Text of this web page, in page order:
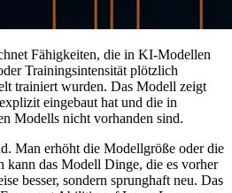
Fähigkeiten, die in KI-Modellen
Trainingsintensität plötzlich
trainiert wurden. Das Modell zeigt
eingebaut hat und die in
Modells nicht vorhanden sind.
Man erhöht die Modellgröße oder die
kann das Modell Dinge, die es vorher
besser, sondern sprunghaft neu. Das